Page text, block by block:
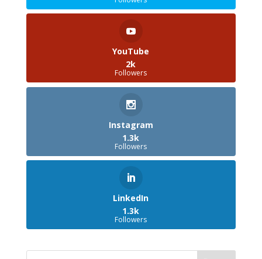
YouTube
2k
Followers
Instagram
1.3k
Followers
LinkedIn
1.3k
Followers